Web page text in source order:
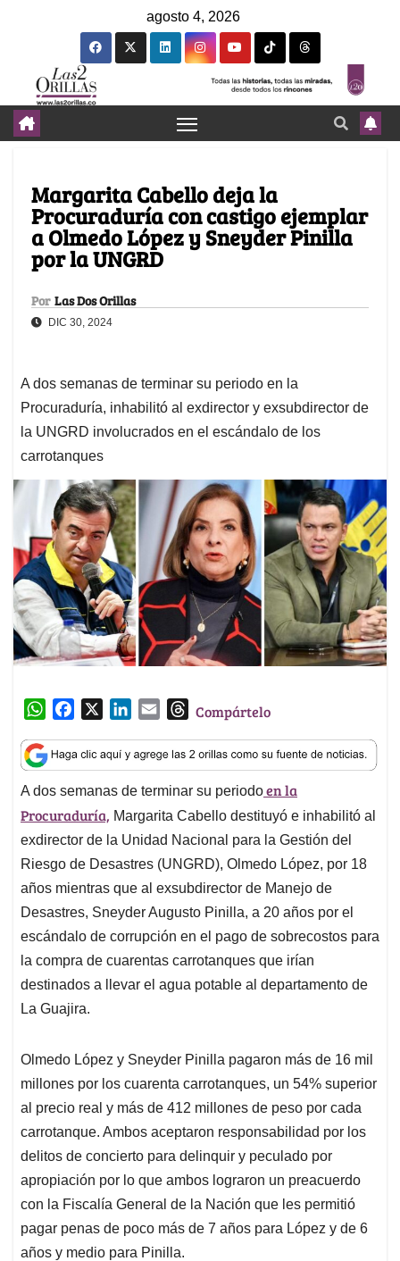
agosto 4, 2026
Margarita Cabello deja la
Procuraduría con castigo ejemplar
a Olmedo López y Sneyder Pinilla
por la UNGRD
Por Las Dos Orillas
DIC 30, 2024
A dos semanas de terminar su periodo en la
Procuraduría, inhabilitó al exdirector y exsubdirector de
la UNGRD involucrados en el escándalo de los
carrotanques
W
a
t
s
A
p
p
c
e
b
o
o
k
n
k
e
d
I
n
a
i
l
T
r
e
a
d
s
Compártelo
A dos semanas de terminar su periodoen la
Procuraduría, Margarita Cabello destituyó e inhabilitó al
exdirector de la Unidad Nacional para la Gestión del
Riesgo de Desastres (UNGRD), Olmedo López, por 18
años mientras que al exsubdirector de Manejo de
Desastres, Sneyder Augusto Pinilla, a 20 años por el
escándalo de corrupción en el pago de sobrecostos para
la compra de cuarentas carrotanques que irían
destinados a llevar el agua potable al departamento de
La Guajira.
Olmedo López y Sneyder Pinilla pagaron más de 16 mil
millones por los cuarenta carrotanques, un 54% superior
al precio real y más de 412 millones de peso por cada
carrotanque. Ambos aceptaron responsabilidad por los
delitos de concierto para delinquir y peculado por
apropiación por lo que ambos lograron un preacuerdo
con la Fiscalía General de la Nación que les permitió
pagar penas de poco más de 7 años para López y de 6
años y medio para Pinilla.